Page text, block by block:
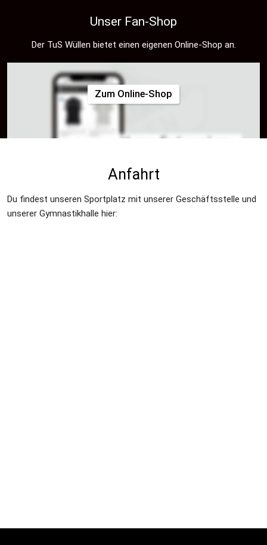
Unser Fan-Shop
Der TuS Wüllen bietet einen eigenen Online-Shop an.
Zum Online-Shop
Anfahrt
Du findest unseren Sportplatz mit unserer Geschäftsstelle und
unserer Gymnastikhalle hier: